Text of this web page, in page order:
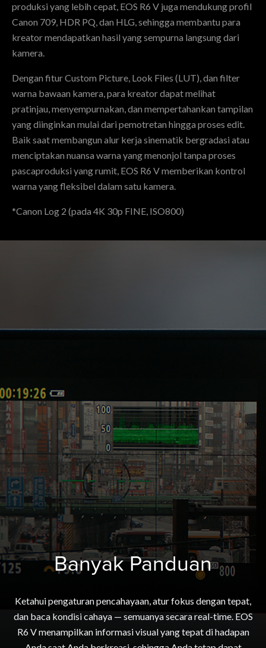
produksi yang lebih cepat, EOS R6 V juga mendukung profil
Canon 709, HDR PQ, dan HLG, sehingga membantu para
kreator mendapatkan hasil yang sempurna langsung dari
kamera.
Dengan fitur Custom Picture, Look Files (LUT), dan filter
warna bawaan kamera, para kreator dapat melihat
pratinjau, menyempurnakan, dan mempertahankan tampilan
yang diinginkan mulai dari pemotretan hingga proses edit.
Baik saat membangun alur kerja sinematik bergradasi atau
menciptakan nuansa warna yang menonjol tanpa proses
pascaproduksi yang rumit, EOS R6 V memberikan kontrol
warna yang fleksibel dalam satu kamera.
*Canon Log 2 (pada 4K 30p FINE, ISO800)
Banyak Panduan
Ketahui pengaturan pencahayaan, atur fokus dengan tepat,
dan baca kondisi cahaya — semuanya secara real-time. EOS
R6 V menampilkan informasi visual yang tepat di hadapan